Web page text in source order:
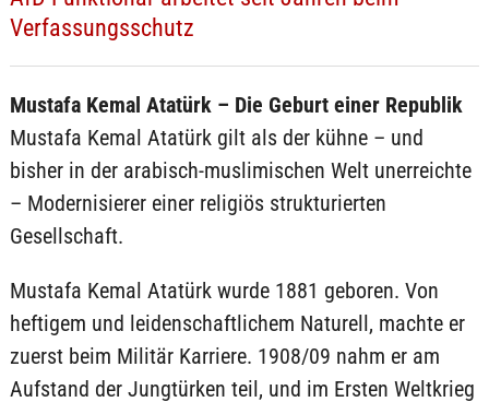
Verfassungsschutz
Mustafa Kemal Atatürk – Die Geburt einer Republik
Mustafa Kemal Atatürk gilt als der kühne – und
bisher in der arabisch-muslimischen Welt unerreichte
– Modernisierer einer religiös strukturierten
Gesellschaft.
Mustafa Kemal Atatürk wurde 1881 geboren. Von
heftigem und leidenschaftlichem Naturell, machte er
zuerst beim Militär Karriere. 1908/09 nahm er am
Aufstand der Jungtürken teil, und im Ersten Weltkrieg